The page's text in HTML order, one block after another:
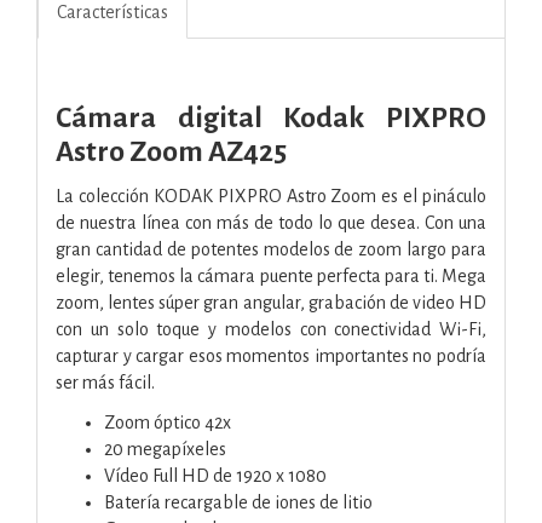
Características
Cámara digital Kodak PIXPRO
Astro Zoom AZ425
La colección KODAK PIXPRO Astro Zoom es el pináculo
de nuestra línea con más de todo lo que desea. Con una
gran cantidad de potentes modelos de zoom largo para
elegir, tenemos la cámara puente perfecta para ti. Mega
zoom, lentes súper gran angular, grabación de video HD
con un solo toque y modelos con conectividad Wi-Fi,
capturar y cargar esos momentos importantes no podría
ser más fácil.
Zoom óptico 42x
20 megapíxeles
Vídeo Full HD de 1920 x 1080
Batería recargable de iones de litio